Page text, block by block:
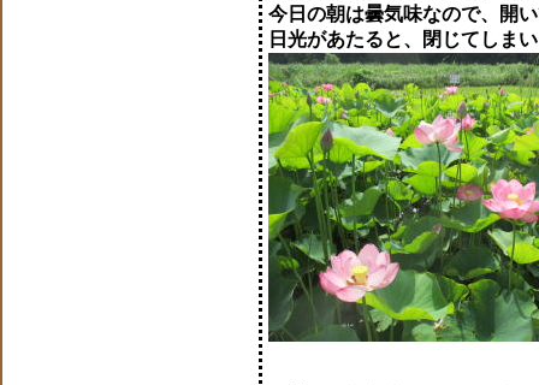
今日の朝は曇気味なので、開
日光があたると、閉じてしま